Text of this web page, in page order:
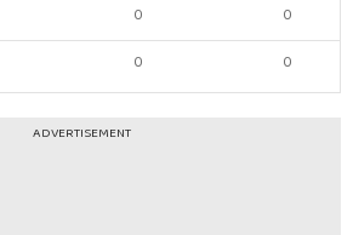
0
0
0 0
ADVERTISEMENT